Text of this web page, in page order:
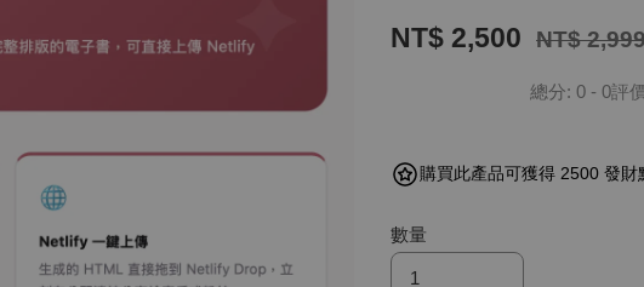
NT$ 2,500 NT$
總分: 0 - 0評
購買此產品可獲得 2500 發財
數量